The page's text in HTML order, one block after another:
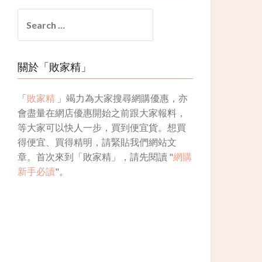
for:
關於「敗家精」
「敗家精 」竭力為大家搜尋網購優惠，亦
會盡量在網店優惠開始之前跟大家報料，
等大家可以快人一步，買到便宜貨。想買
得便宜、買得精明，請緊貼我們網站文
章。首次來到「敗家精」，請先閱讀 "網購
新手必讀"。